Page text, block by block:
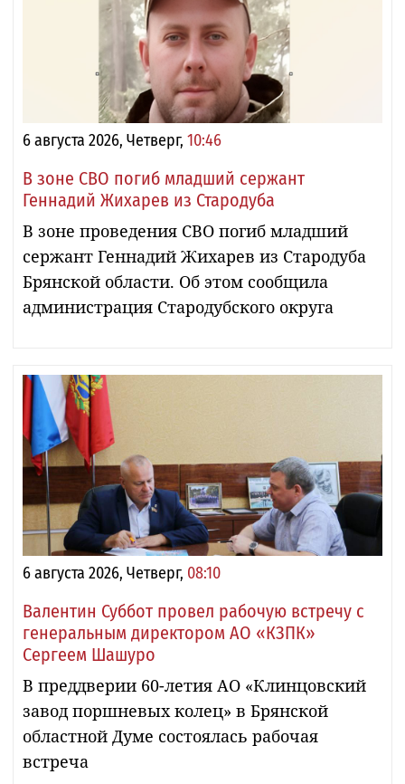
6 августа 2026, Четверг, 10:46
В зоне СВО погиб младший сержант
Геннадий Жихарев из Стародуба
В зоне проведения СВО погиб младший
сержант Геннадий Жихарев из Стародуба
Брянской области. Об этом сообщила
администрация Стародубского округа
6 августа 2026, Четверг, 08:10
Валентин Суббот провел рабочую встречу с
генеральным директором АО «КЗПК»
Сергеем Шашуро
В преддверии 60-летия АО «Клинцовский
завод поршневых колец» в Брянской
областной Думе состоялась рабочая
встреча